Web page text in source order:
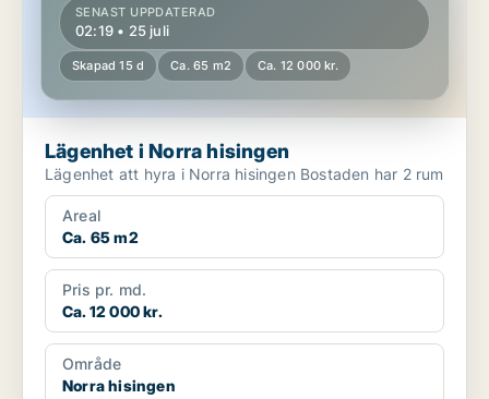
SENAST UPPDATERAD
02:19 • 25 juli
Skapad 15 d Ca. 65 m2 Ca. 12 000 kr.
Lägenhet i Norra hisingen
Lägenhet att hyra i Norra hisingen Bostaden har 2 rum
Areal
Ca. 65 m2
Pris pr. md.
Ca. 12 000 kr.
Område
Norra hisingen